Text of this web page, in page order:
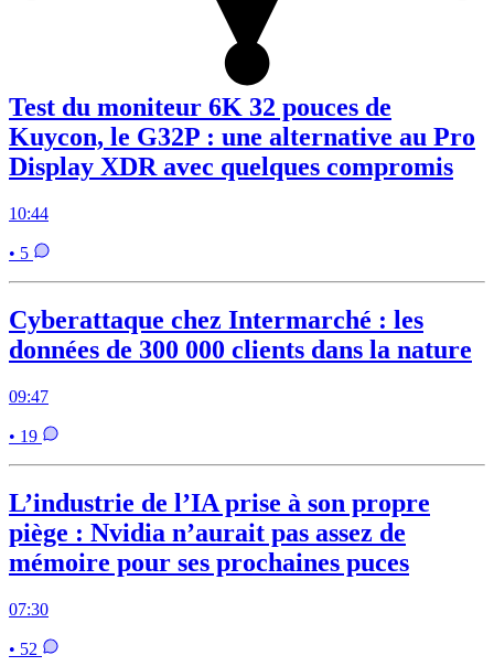
Test du moniteur 6K 32 pouces de
Kuycon, le G32P : une alternative au Pro
Display XDR avec quelques compromis
10:44
• 5
Cyberattaque chez Intermarché : les
données de 300 000 clients dans la nature
09:47
• 19
L’industrie de l’IA prise à son propre
piège : Nvidia n’aurait pas assez de
mémoire pour ses prochaines puces
07:30
• 52